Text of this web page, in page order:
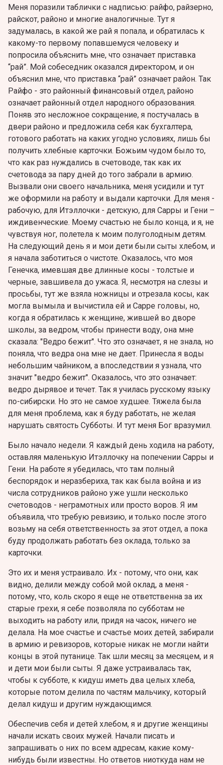
Меня поразили таблички с надписью: райфо, райзерно,
райскот, районо и многие аналогичные. Тут я
задумалась, в какой же рай я попала, и обратилась к
какому-то первому попавшемуся человеку и
попросила объяснить мне, что означает приставка
“рай”. Мой собеседник оказался директором, и он
объяснил мне, что приставка “рай” означает район. Так
Райфо - это районный финансовый отдел, районо
означает районный отдел народного образования.
Поняв это несложное сокращение, я постучалась в
двери районо и предложила себя как бухгалтера,
готового работать на каких угодно условиях, лишь бы
получить хлебные карточки. Божьим чудом было то,
что как раз нуждались в счетоводе, так как их
счетовода за пару дней до того забрали в армию.
Вызвали они своего начальника, меня усидили и тут
же оформили на работу и выдали карточки. Для меня -
рабочую, для Итэллочки - детскую, для Сарры и Гени –
иждивенческие. Моему счастью не было конца, и я, не
чувствуя ног, полетела к моим полуголодным детям.
На следующий день я и мои дети были сыты хлебом, и
я начала заботиться о чистоте. Оказалось, что моя
Генечка, имевшая две длинные косы - толстые и
черные, завшивела до ужаса. Я, несмотря на слезы и
просьбы, тут же взяла ножницы и отрезала косы, как
могла вымыла и вычистила ей и Сарре головы, но,
когда я обратилась к женщине, жившей во дворе
школы, за ведром, чтобы принести воду, она мне
сказала: "Ведро бежит". Что это означает, я не знала, но
поняла, что ведра она мне не дает. Принесла я воды
небольшим чайником, а впоследствии я узнала, что
значит "ведро бежит". Оказалось, что это означает:
ведро дырявое и течет. Так я училась русскому языку
по-сибирски. Но это не самое худшее. Тяжела была
для меня проблема, как я буду работать, не желая
нарушать святость Субботы. И тут меня Бог вразумил.
Было начало недели. Я каждый день ходила на работу,
оставляя маленькую Итэллочку на попечении Сарры и
Гени. На работе я убедилась, что там полный
беспорядок и неразбериха, так как была война и из
числа сотрудников районо уже ушли несколько
счетоводов - неграмотных или просто воров. Я им
объявила, что требую ревизию, и только после этого
возьму на себя ответственность за этот отдел, а пока
буду продолжать работать без оклада, только за
карточки.
Это их и меня устраивало. Их - потому, что они, как
видно, делили между собой мой оклад, а меня -
потому, что, коль скоро я еще не ответственна за их
старые грехи, я себе позволяла по субботам не
выходить на работу или, придя на часок, ничего не
делала. На мое счастье и счастье моих детей, забирали
в армию и ревизоров, которые никак не могли найти
концы в этой путанице. Так шли месяц за месяцем, и я
и дети мои были сыты. Я даже устраивалась так,
чтобы к субботе, к кидуш иметь два целых хлеба,
которые потом делила по частям мальчику, который
делал кидуш и другим нуждающимся.
Обеспечив себя и детей хлебом, я и другие женщины
начали искать своих мужей. Начали писать и
запрашивать о них по всем адресам, какие кому-
нибудь были известны. Но ответов ниоткуда нам не